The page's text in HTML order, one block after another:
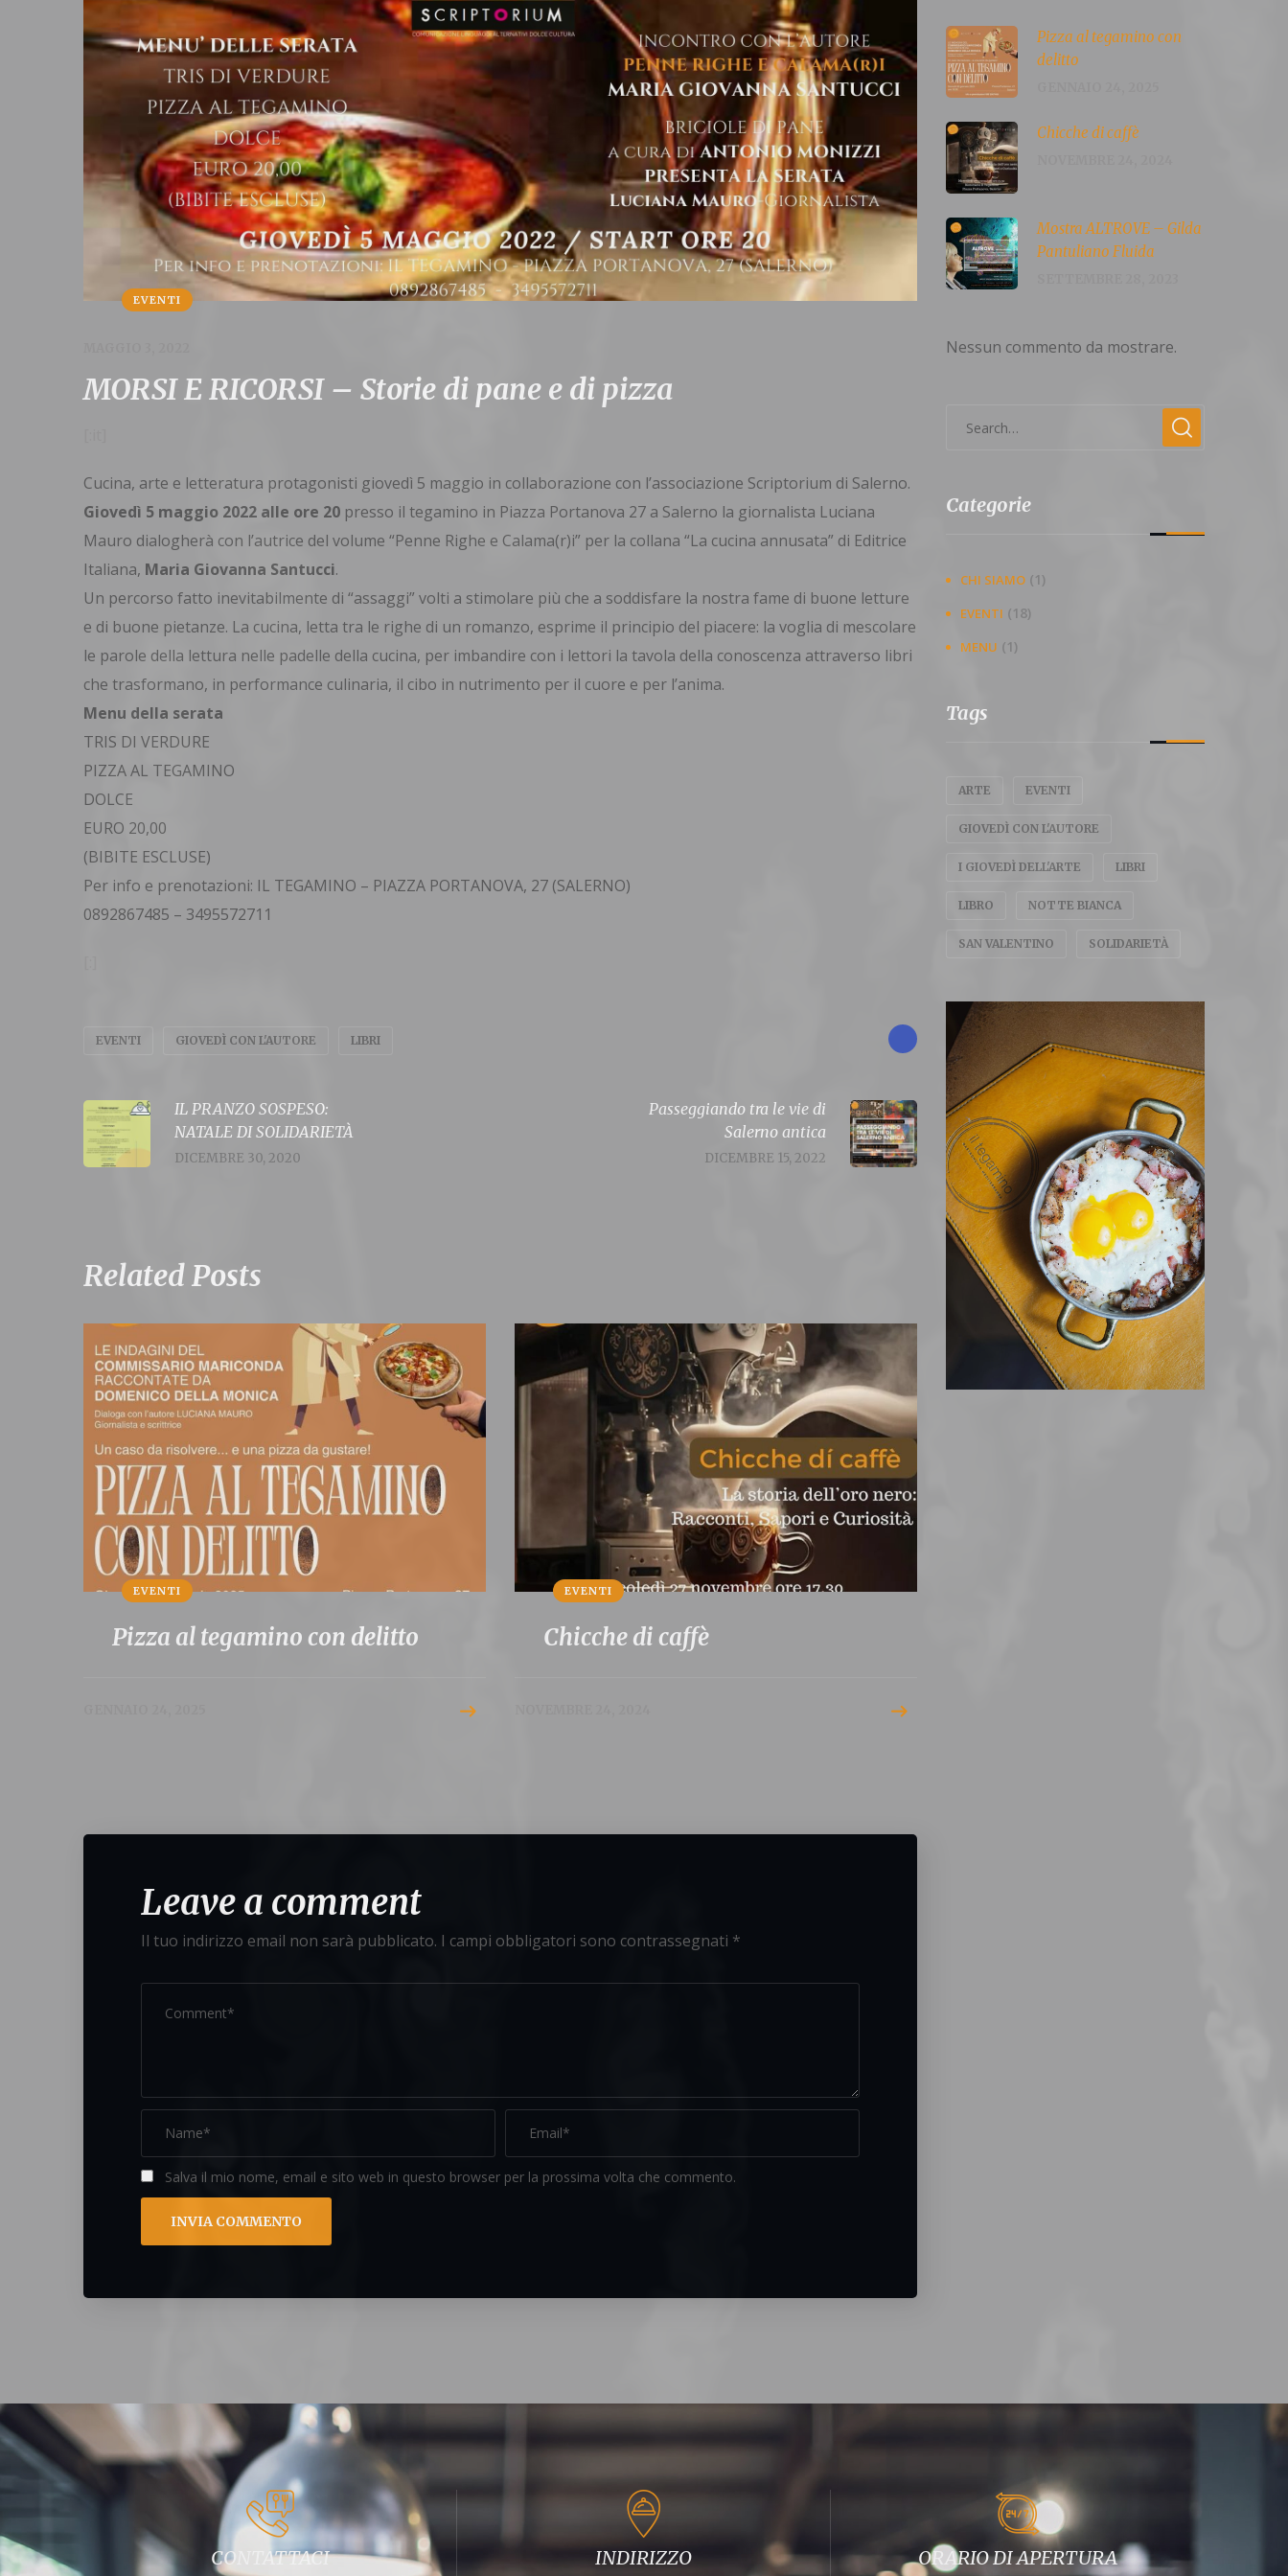
EVENTI
MORSI E RICORSI – Storie di pane e di pizza
Cucina, arte e letteratura protagonisti giovedì 5 maggio in collaborazione con l’associazione Scriptorium di Salerno.
Giovedì 5 maggio 2022 alle ore 20 presso il tegamino in Piazza Portanova 27 a Salerno la giornalista Luciana
Mauro dialogherà con l’autrice del volume “Penne Righe e Calama(r)i” per la collana “La cucina annusata” di Editrice
Italiana, Maria Giovanna Santucci.
Un percorso fatto inevitabilmente di “assaggi” volti a stimolare più che a soddisfare la nostra fame di buone letture
e di buone pietanze. La cucina, letta tra le righe di un romanzo, esprime il principio del piacere: la voglia di mescolare
le parole della lettura nelle padelle della cucina, per imbandire con i lettori la tavola della conoscenza attraverso libri
che trasformano, in performance culinaria, il cibo in nutrimento per il cuore e per l’anima.
Menu della serata
TRIS DI VERDURE
PIZZA AL TEGAMINO
DOLCE
EURO 20,00
(BIBITE ESCLUSE)
Per info e prenotazioni: IL TEGAMINO – PIAZZA PORTANOVA, 27 (SALERNO)
0892867485 – 3495572711
EVENTI GIOVEDÌ CON L'AUTORE LIBRI
IL PRANZO SOSPESO:
NATALE DI SOLIDARIETÀ
DICEMBRE 30, 2020
Passeggiando tra le vie di
Salerno antica
DICEMBRE 15, 2022
Related Posts
EVENTI
Pizza al tegamino con delitto
EVENTI
Chicche di caffè
Leave a comment
Il tuo indirizzo email non sarà pubblicato. I campi obbligatori sono contrassegnati *
Salva il mio nome, email e sito web in questo browser per la prossima volta che commento.
Pizza al tegamino con
delitto
Chicche di caffè
Mostra ALTROVE – Gilda
Pantuliano Fluida
Nessun commento da mostrare.
Categorie
CHI SIAMO (1)
EVENTI (18)
MENU (1)
Tags
ARTE EVENTI
GIOVEDÌ CON L'AUTORE
I GIOVEDÌ DELL'ARTE LIBRI
LIBRO NOTTE BIANCA
SAN VALENTINO SOLIDARIETÀ
CONTATTACI INDIRIZZO ORARIO DI APERTURA